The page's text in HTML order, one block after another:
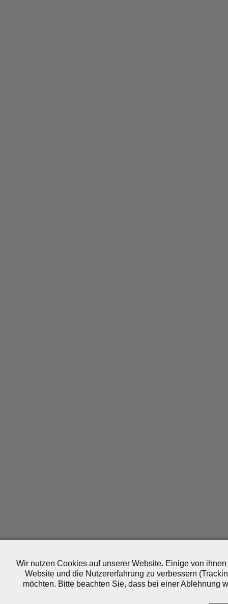
Wir nutzen Cookies auf unserer Website. Einige von
Website und die Nutzererfahrung zu verbessern
möchten. Bitte beachten Sie, dass bei einer Ablehnung